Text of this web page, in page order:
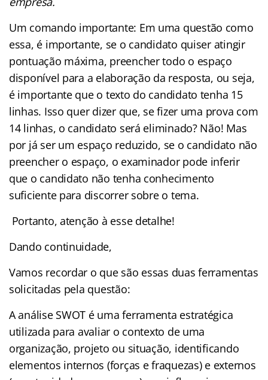
Um comando importante: Em uma questão como
essa, é importante, se o candidato quiser atingir
pontuação máxima, preencher todo o espaço
disponível para a elaboração da resposta, ou seja,
é importante que o texto do candidato tenha 15
linhas. Isso quer dizer que, se fizer uma prova com
14 linhas, o candidato será eliminado? Não! Mas
por já ser um espaço reduzido, se o candidato não
preencher o espaço, o examinador pode inferir
que o candidato não tenha conhecimento
suficiente para discorrer sobre o tema.
Portanto, atenção à esse detalhe!
Dando continuidade,
Vamos recordar o que são essas duas ferramentas
solicitadas pela questão:
A análise SWOT é uma ferramenta estratégica
utilizada para avaliar o contexto de uma
organização, projeto ou situação, identificando
elementos internos (forças e fraquezas) e externos